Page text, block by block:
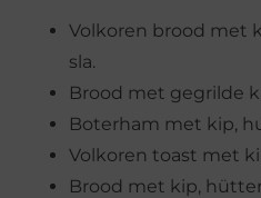
Volkoren brood met
sla.
Brood met gegrilde
Boterham met kip,
Volkoren toast met
Brood met kip,